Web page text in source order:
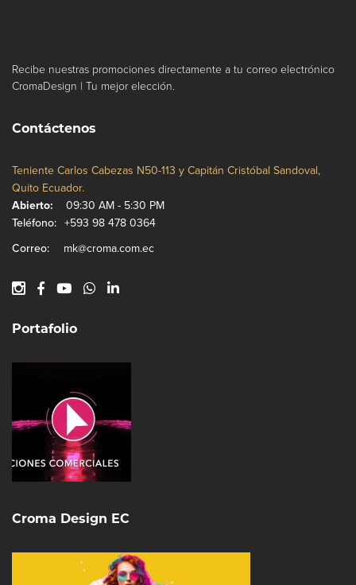
Recibe nuestras promociones directamente a tu correo electrónico
CromaDesign | Tu mejor elección.
Contáctenos
Teniente Carlos Cabezas N50-113 y Capitán Cristóbal Sandoval,
Quito Ecuador.
Abierto:
09:30 AM - 5:30 PM
Teléfono: +593 98 478 0364
Correo:
mk@croma.com.ec
Portafolio
Croma Design EC